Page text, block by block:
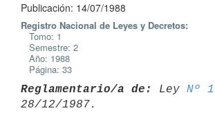
Publicación: 14/07/1988
Registro Nacional de Leyes y Decretos:
Tomo: 1
Semestre: 2
Año: 1988
Página: 33
Reglamentario/a de: Ley Nº